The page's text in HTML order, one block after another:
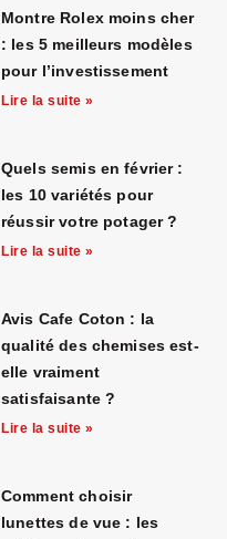
Montre Rolex moins cher
: les 5 meilleurs modèles
pour l’investissement
Lire la suite »
Quels semis en février :
les 10 variétés pour
réussir votre potager ?
Lire la suite »
Avis Cafe Coton : la
qualité des chemises est-
elle vraiment
satisfaisante ?
Lire la suite »
Comment choisir
lunettes de vue : les